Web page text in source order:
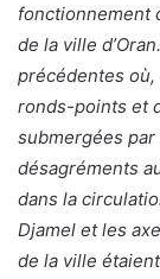
fonctionnement
de la ville
précédentes où,
ronds-points et
submergées
désagréments
dans la
Djamel et les
de la ville